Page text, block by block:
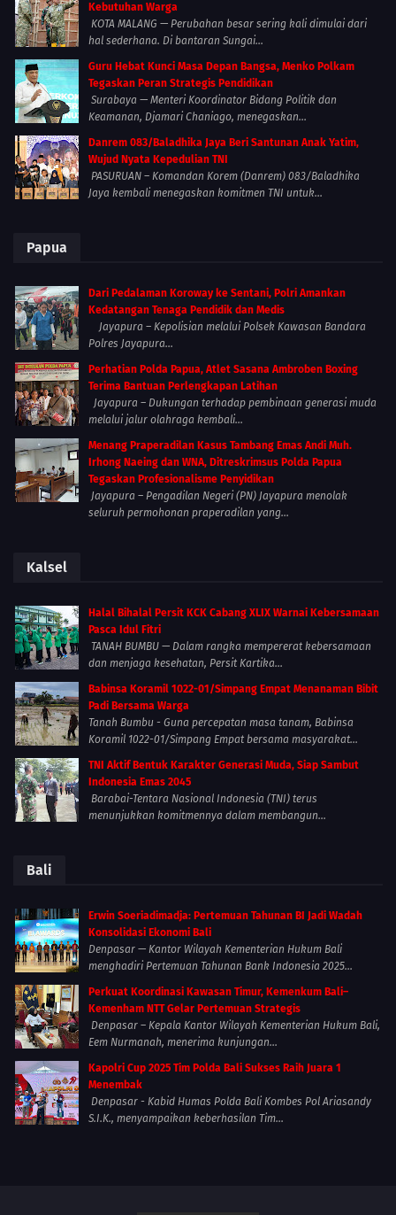
Kebutuhan Warga
KOTA MALANG — Perubahan besar sering kali dimulai dari
hal sederhana. Di bantaran Sungai...
Guru Hebat Kunci Masa Depan Bangsa, Menko Polkam
Tegaskan Peran Strategis Pendidikan
Surabaya — Menteri Koordinator Bidang Politik dan
Keamanan, Djamari Chaniago, menegaskan...
Danrem 083/Baladhika Jaya Beri Santunan Anak Yatim,
Wujud Nyata Kepedulian TNI
PASURUAN – Komandan Korem (Danrem) 083/Baladhika
Jaya kembali menegaskan komitmen TNI untuk...
Papua
Dari Pedalaman Koroway ke Sentani, Polri Amankan
Kedatangan Tenaga Pendidik dan Medis
Jayapura – Kepolisian melalui Polsek Kawasan Bandara
Polres Jayapura...
Perhatian Polda Papua, Atlet Sasana Ambroben Boxing
Terima Bantuan Perlengkapan Latihan
Jayapura – Dukungan terhadap pembinaan generasi muda
melalui jalur olahraga kembali...
Menang Praperadilan Kasus Tambang Emas Andi Muh.
Irhong Naeing dan WNA, Ditreskrimsus Polda Papua
Tegaskan Profesionalisme Penyidikan
Jayapura – Pengadilan Negeri (PN) Jayapura menolak
seluruh permohonan praperadilan yang...
Kalsel
Halal Bihalal Persit KCK Cabang XLIX Warnai Kebersamaan
Pasca Idul Fitri
TANAH BUMBU — Dalam rangka mempererat kebersamaan
dan menjaga kesehatan, Persit Kartika...
Babinsa Koramil 1022-01/Simpang Empat Menanaman Bibit
Padi Bersama Warga
Tanah Bumbu - Guna percepatan masa tanam, Babinsa
Koramil 1022-01/Simpang Empat bersama masyarakat...
TNI Aktif Bentuk Karakter Generasi Muda, Siap Sambut
Indonesia Emas 2045
Barabai-Tentara Nasional Indonesia (TNI) terus
menunjukkan komitmennya dalam membangun...
Bali
Erwin Soeriadimadja: Pertemuan Tahunan BI Jadi Wadah
Konsolidasi Ekonomi Bali
Denpasar — Kantor Wilayah Kementerian Hukum Bali
menghadiri Pertemuan Tahunan Bank Indonesia 2025...
Perkuat Koordinasi Kawasan Timur, Kemenkum Bali–
Kemenham NTT Gelar Pertemuan Strategis
Denpasar – Kepala Kantor Wilayah Kementerian Hukum Bali,
Eem Nurmanah, menerima kunjungan...
Kapolri Cup 2025 Tim Polda Bali Sukses Raih Juara 1
Menembak
Denpasar - Kabid Humas Polda Bali Kombes Pol Ariasandy
S.I.K., menyampaikan keberhasilan Tim...